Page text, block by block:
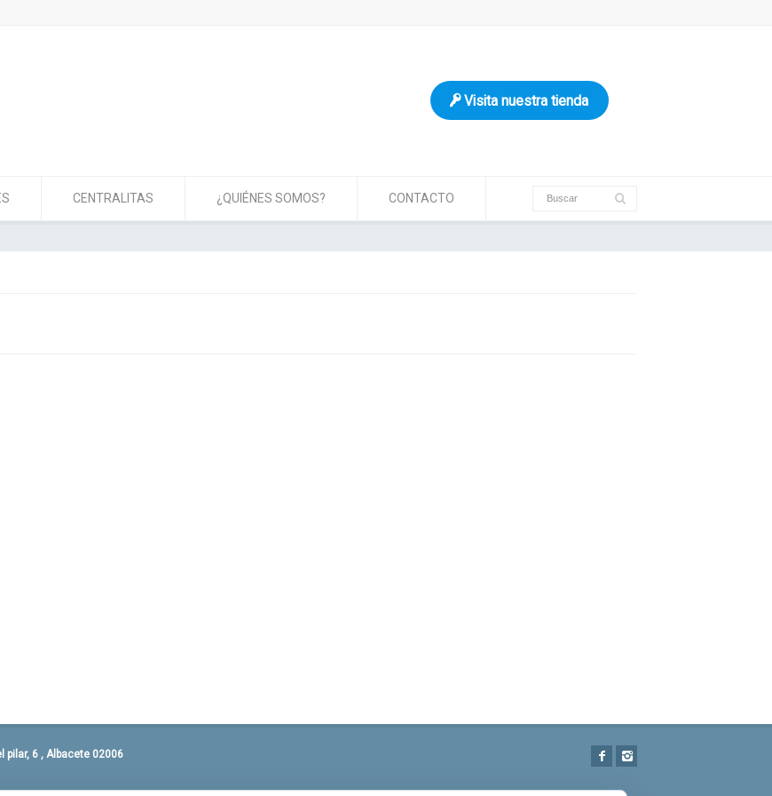
Visita nuestra tienda
CENTRALITAS ¿QUIÉNES SOMOS? CONTACTO
pilar, 6 , Albacete 02006